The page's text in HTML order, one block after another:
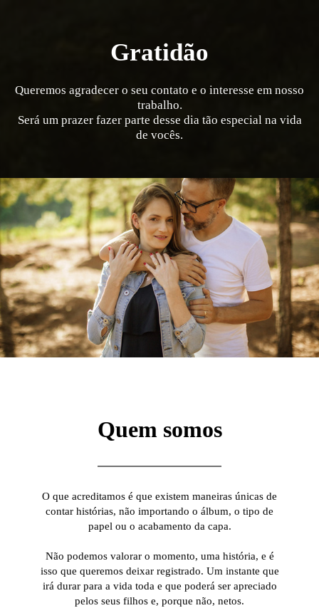
Gratidão
Queremos agradecer o seu contato e o interesse em nosso
trabalho.
Será um prazer fazer parte desse dia tão especial na vida
de vocês.
Quem somos
O que acreditamos é que existem maneiras únicas de
contar histórias, não importando o álbum, o tipo de
papel ou o acabamento da capa.
Não podemos valorar o momento, uma história, e é
isso que queremos deixar registrado. Um instante que
irá durar para a vida toda e que poderá ser apreciado
pelos seus filhos e, porque não, netos.